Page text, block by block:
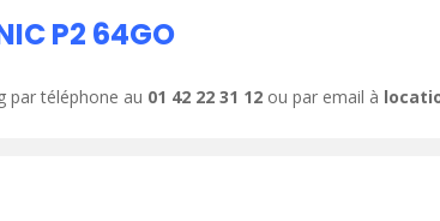
P2 64GO
par téléphone au 01 42 22 31 12 ou par email à